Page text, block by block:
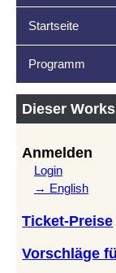
Startseite
Programm
Dieser
Anmelden
Login
→ English
Ticket-Preise
Vorschläge